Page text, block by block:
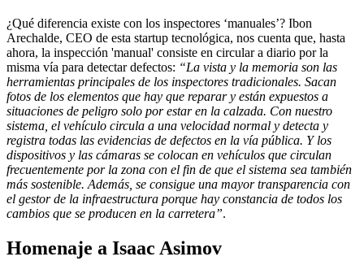
¿Qué diferencia existe con los inspectores ‘manuales’? Ibon
Arechalde, CEO de esta startup tecnológica, nos cuenta que, hasta
ahora, la inspección 'manual' consiste en circular a diario por la
misma vía para detectar defectos: “La vista y la memoria son las
herramientas principales de los inspectores tradicionales. Sacan
fotos de los elementos que hay que reparar y están expuestos a
situaciones de peligro solo por estar en la calzada. Con nuestro
sistema, el vehículo circula a una velocidad normal y detecta y
registra todas las evidencias de defectos en la vía pública. Y los
dispositivos y las cámaras se colocan en vehículos que circulan
frecuentemente por la zona con el fin de que el sistema sea también
más sostenible. Además, se consigue una mayor transparencia con
el gestor de la infraestructura porque hay constancia de todos los
cambios que se producen en la carretera”.
Homenaje a Isaac Asimov